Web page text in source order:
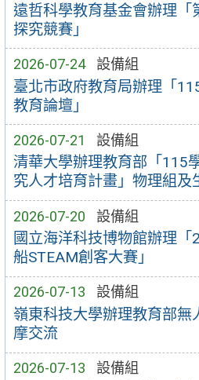
遠哲科學教育基金會辦理「
探究競賽」
2026-07-24 設備組
臺北市政府教育局辦理「
教育論壇」
2026-07-21 設備組
清華大學辦理教育部「115
究人才培育計畫」物理組及
2026-07-20 設備組
國立海洋科技博物館辦理
船STEAM創客大賽」
2026-07-13 設備組
嶺東科技大學辦理教育部無
摩交流
2026-07-13 設備組